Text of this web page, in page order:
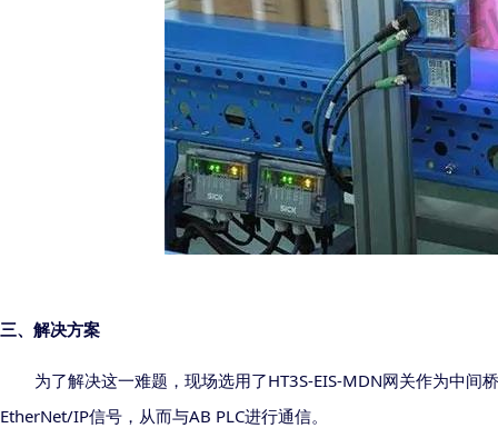
三、解决方案
为了解决这一难题， 现场选用了HT3S-EIS-MDN网关作为中间
EtherNet/IP信号，从而与AB PLC进行通信。